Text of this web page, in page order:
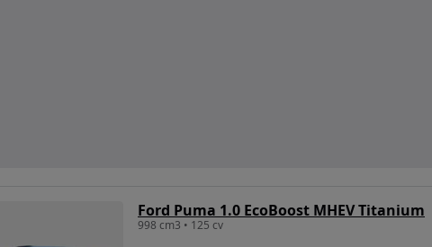
Ford Puma 1.0 EcoBoost MHEV Titanium
998 cm3 • 125 cv